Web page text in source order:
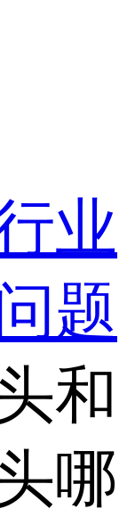
业
题
和
哪